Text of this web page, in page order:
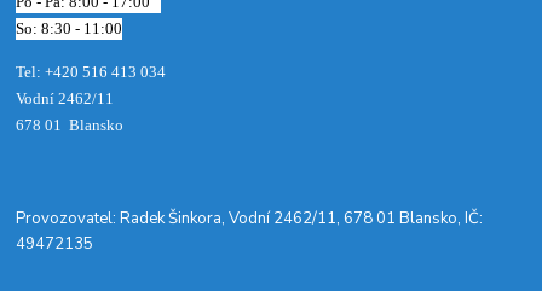
So: 8:30 - 11:00
Tel: +420 516 413 034‬
Vodní 2462/11
678 01 Blansko
​Provozovatel: Radek Šinkora, Vodní 2462/11, 678 01 Blansko, IČ:
49472135